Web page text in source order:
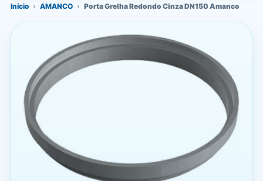
Início › AMANCO › Porta Grelha Redondo Cinza DN150 Amanco